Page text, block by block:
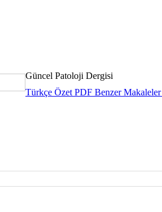
Güncel Patoloji Dergisi
Türkçe Özet PDF Benzer Makaleler